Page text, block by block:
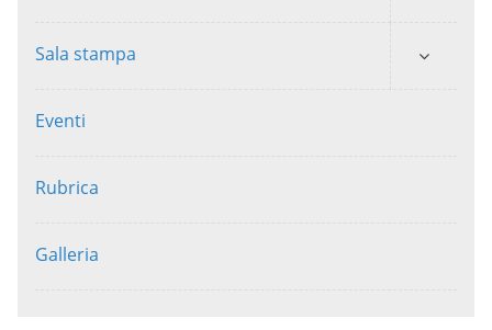
Sala stampa
Eventi
Rubrica
Galleria